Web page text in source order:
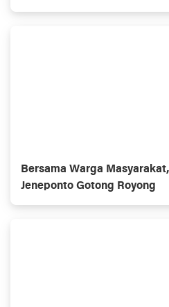
Bersama Warga
Jeneponto Gotong Royong